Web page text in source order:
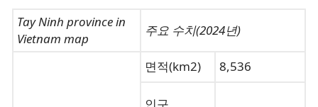
Tay Ninh province in
Vietnam map
주요 수치(2024년)
면적(km2) 8,536
인구